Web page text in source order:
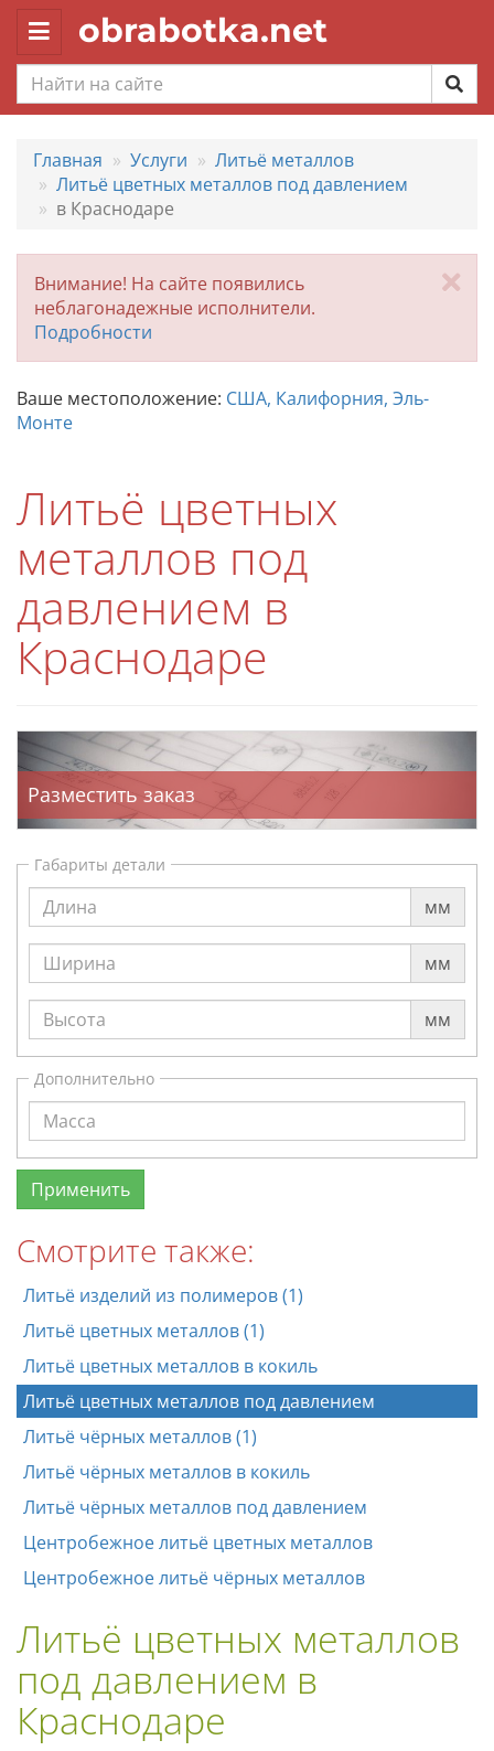
Toggle
navigation
obrabotka.net
Главная Услуги
Литьё металлов
Литьё цветных металлов под давлением
в Краснодаре
Внимание! На сайте появились
неблагонадежные исполнители.
Подробности
Ваше местоположение: США, Калифорния, Эль-
Монте
Литьё цветных
металлов под
давлением в
Краснодаре
Разместить заказ
Габариты детали
мм
мм
мм
Дополнительно
Смотрите также:
Литьё изделий из полимеров (1)
Литьё цветных металлов (1)
Литьё цветных металлов в кокиль
Литьё цветных металлов под давлением
Литьё чёрных металлов (1)
Литьё чёрных металлов в кокиль
Литьё чёрных металлов под давлением
Центробежное литьё цветных металлов
Центробежное литьё чёрных металлов
Литьё цветных металлов
под давлением в
Краснодаре